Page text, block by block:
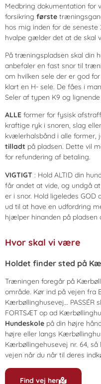
Medbring dokumentation for
forsikring første
hos mig inden for de
hvalpe gælder det at de skal
På træningspladsen skal din
anbefaler en fast snor til
om hvilken sele der er god
klart en H- sele. De fåes i
Seler af typen K9 og
ALLE former for fysisk
kraftige ryk i snoren, slag
kvælerhalsbånd i alle former,
tilladt på pladsen. Dette vil
for refundering af betaling.
VIGTIGT : Hold ALTID din
får andet at vide, og undgå
er i snor. Hold ligeledes
ud til at have en udfordring
hjælper hinanden på pladsen
Hvor skal vi være
Holdet finder sted på
Træningen foregår på
område. Kør ind på vejen fra
Kærbøllinghusevej… PASSÉR
FORTSÆT op ad
Hundeskole på din højre
højre eller langs
Kærbøllingehusevej nr. 64,
vejen når du når til deres
Find vej her